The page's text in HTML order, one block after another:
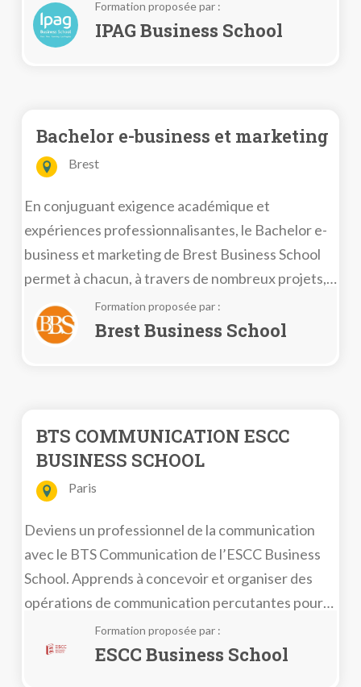
promotion-construction.
Formation proposée par :
IPAG Business School
Bachelor e-business et marketing
Brest
En conjuguant exigence académique et
expériences professionnalisantes, le Bachelor e-
business et marketing de Brest Business School
permet à chacun, à travers de nombreux projets,
d’ouvrir des opportunités de carrière et
d’expériences, en France et à l’international.
Formation proposée par :
Brest Business School
BTS COMMUNICATION ESCC
BUSINESS SCHOOL
Paris
Deviens un professionnel de la communication
avec le BTS Communication de l’ESCC Business
School. Apprends à concevoir et organiser des
opérations de communication percutantes pour
t’ouvrir de nombreuses opportunités
professionnelles. Rejoins-les dès maintenant et
Formation proposée par :
ESCC Business School